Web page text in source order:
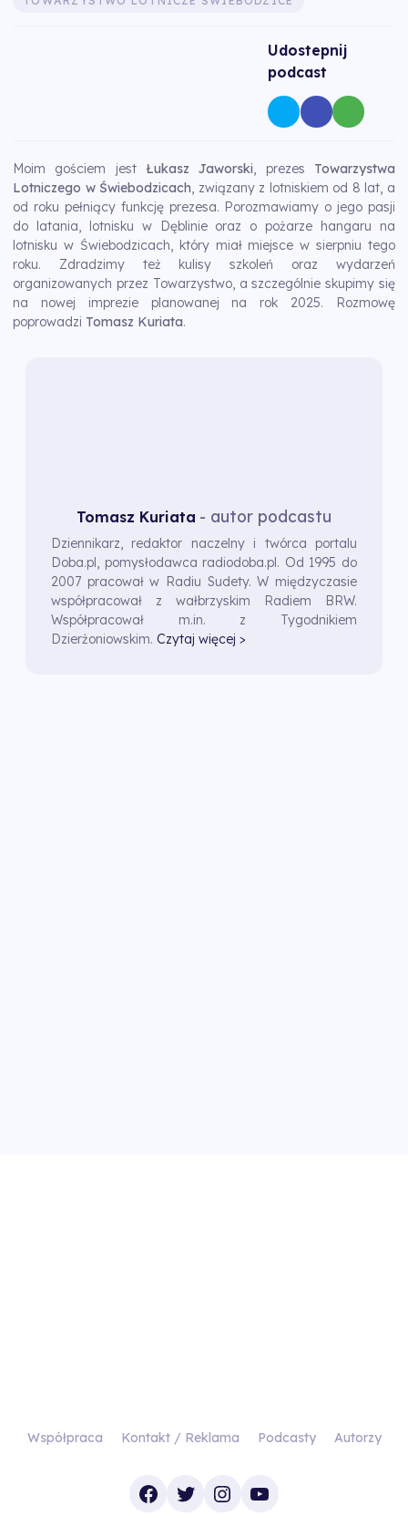
Udostepnij
podcast
Moim gościem jest Łukasz Jaworski, prezes Towarzystwa
Lotniczego w Świebodzicach, związany z lotniskiem od 8 lat, a
od roku pełniący funkcję prezesa. Porozmawiamy o jego pasji
do latania, lotnisku w Dęblinie oraz o pożarze hangaru na
lotnisku w Świebodzicach, który miał miejsce w sierpniu tego
roku. Zdradzimy też kulisy szkoleń oraz wydarzeń
organizowanych przez Towarzystwo, a szczególnie skupimy się
na nowej imprezie planowanej na rok 2025. Rozmowę
poprowadzi Tomasz Kuriata.
Tomasz Kuriata - autor podcastu
Dziennikarz, redaktor naczelny i twórca portalu
Doba.pl, pomysłodawca radiodoba.pl. Od 1995 do
2007 pracował w Radiu Sudety. W międzyczasie
współpracował z wałbrzyskim Radiem BRW.
Współpracował m.in. z Tygodnikiem
Dzierżoniowskim. Czytaj więcej >
Współpraca Kontakt / Reklama Podcasty Autorzy
Facebook
TwitterInstagram
YouTube